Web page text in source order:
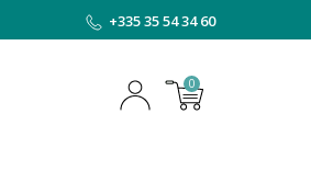
+335 35 54 34 60
0